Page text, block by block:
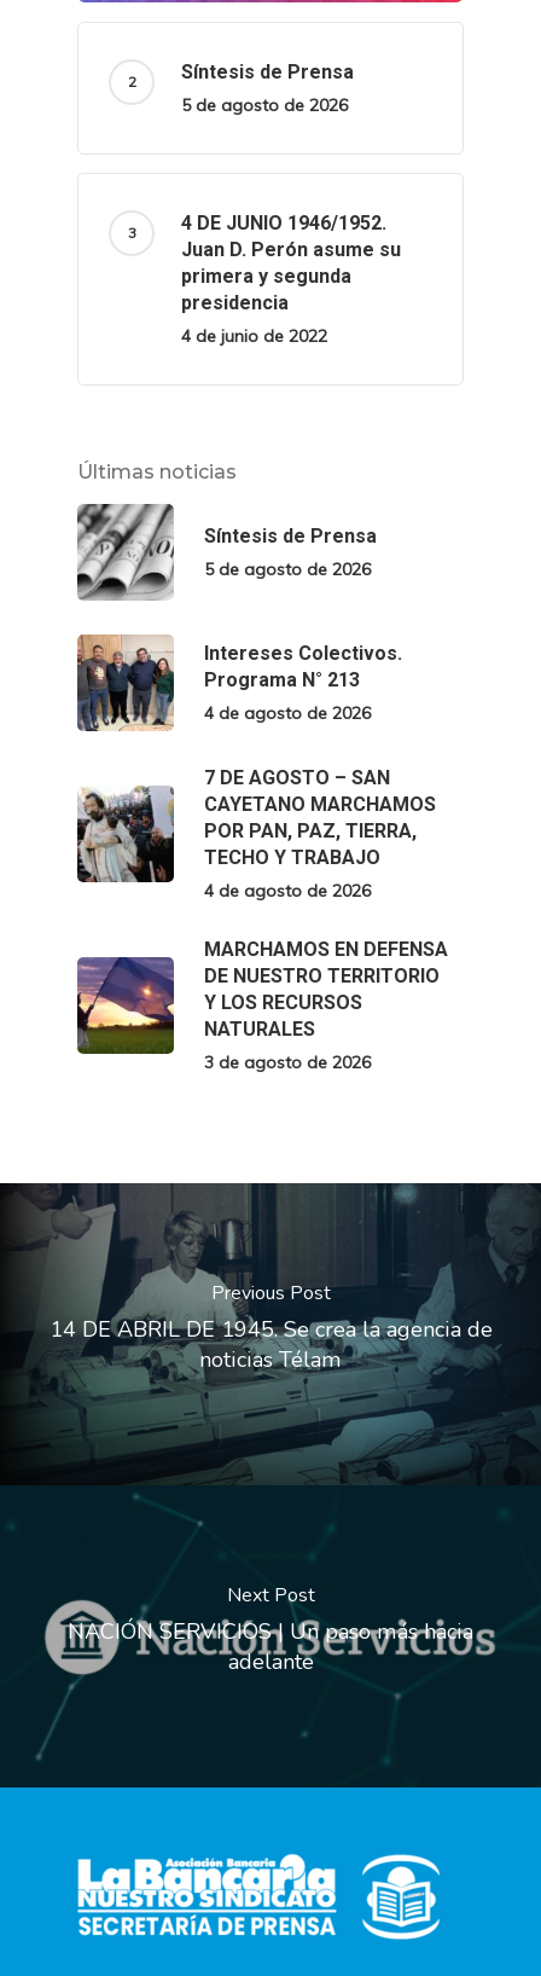
Síntesis de Prensa
5 de agosto de 2026
4 DE JUNIO 1946/1952.
Juan D. Perón asume su
primera y segunda
presidencia
4 de junio de 2022
Últimas noticias
Síntesis de Prensa
5 de agosto de 2026
Intereses Colectivos.
Programa N° 213
4 de agosto de 2026
7 DE AGOSTO – SAN
CAYETANO MARCHAMOS
POR PAN, PAZ, TIERRA,
TECHO Y TRABAJO
4 de agosto de 2026
MARCHAMOS EN DEFENSA
DE NUESTRO TERRITORIO
Y LOS RECURSOS
NATURALES
3 de agosto de 2026
Previous Post
14 DE ABRIL DE 1945. Se crea la agencia de
noticias Télam
Next Post
NACIÓN SERVICIOS | Un paso más hacia
adelante